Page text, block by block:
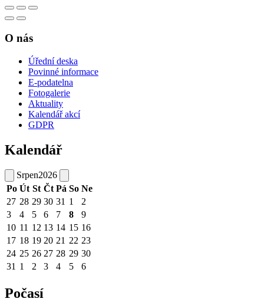
O nás
Úřední deska
Povinné informace
E-podatelna
Fotogalerie
Aktuality
Kalendář akcí
GDPR
Kalendář
Srpen2026
Po Út St Čt Pá So Ne
27 28 29 30 31 1
2
3
4 5 6 7 8
9
10 11 12 13 14 15 16
17 18 19 20 21 22 23
24 25 26 27 28 29 30
31 1 2 3 4 5 6
Počasí